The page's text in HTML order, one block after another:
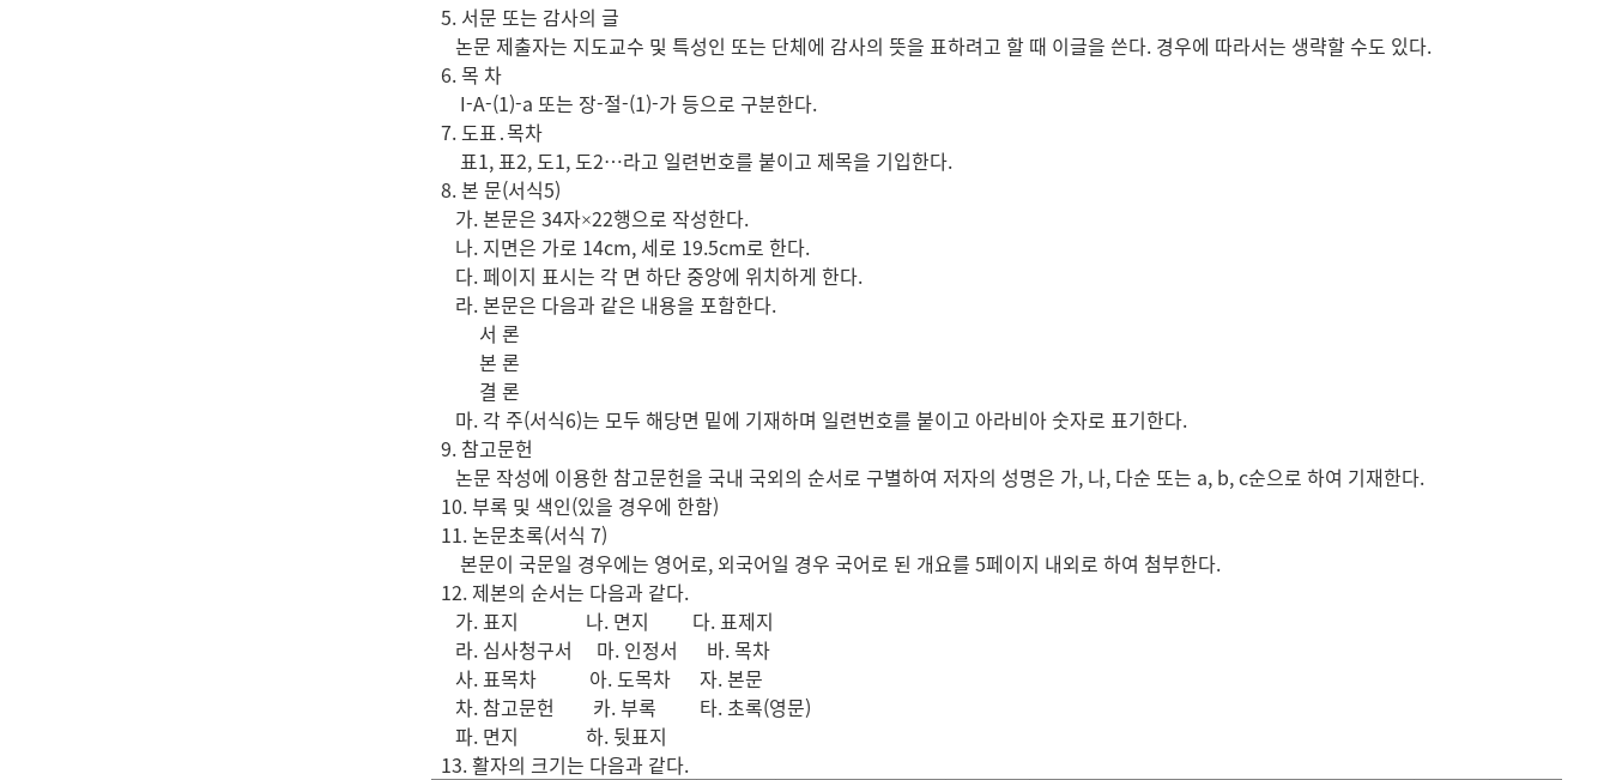
5. 서문 또는 감사의 글
논문 제출자는 지도교수 및 특성인 또는 단체에 감사의 뜻을 표하려고 할 때 이글을 쓴다. 경우에 따라서는 생략할 수도 있다.
6. 목 차
I-A-(1)-a 또는 장-절-(1)-가 등으로 구분한다.
7. 도표․목차
표1, 표2, 도1, 도2…라고 일련번호를 붙이고 제목을 기입한다.
8. 본 문(서식5)
가. 본문은 34자×22행으로 작성한다.
나. 지면은 가로 14cm, 세로 19.5cm로 한다.
다. 페이지 표시는 각 면 하단 중앙에 위치하게 한다.
라. 본문은 다음과 같은 내용을 포함한다.
서 론
본 론
결 론
마. 각 주(서식6)는 모두 해당면 밑에 기재하며 일련번호를 붙이고 아라비아 숫자로 표기한다.
9. 참고문헌
논문 작성에 이용한 참고문헌을 국내 국외의 순서로 구별하여 저자의 성명은 가, 나, 다순 또는 a, b, c순으로 하여 기재한다.
10. 부록 및 색인(있을 경우에 한함)
11. 논문초록(서식 7)
본문이 국문일 경우에는 영어로, 외국어일 경우 국어로 된 개요를 5페이지 내외로 하여 첨부한다.
12. 제본의 순서는 다음과 같다.
가. 표지 나. 면지 다. 표제지
라. 심사청구서 마. 인정서 바. 목차
사. 표목차 아. 도목차 자. 본문
차. 참고문헌 카. 부록 타. 초록(영문)
파. 면지 하. 뒷표지
13. 활자의 크기는 다음과 같다.